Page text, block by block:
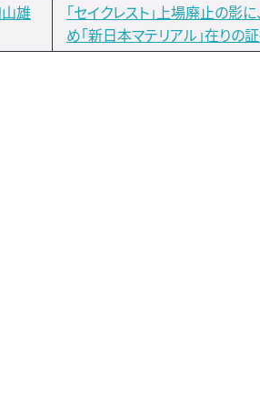
山雄
「セイクレスト」上場廃止の影
め「新日本マテリアル」在りの